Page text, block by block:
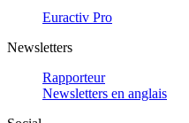
Euractiv Pro
Newsletters
Rapporteur
Newsletters en anglais